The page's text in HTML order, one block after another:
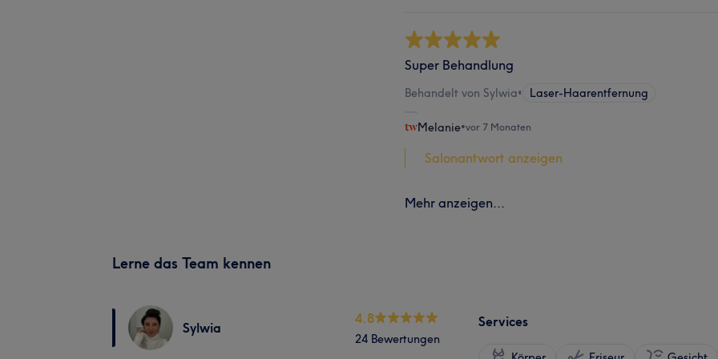
Super Behandlung
Behandelt von Sylwia• Laser-Haarentfernung
Melanie•vor 7 Monaten
Salonantwort anzeigen
Mehr anzeigen...
Lerne das Team kennen
Sylwia
4.8
24 Bewertungen
Services